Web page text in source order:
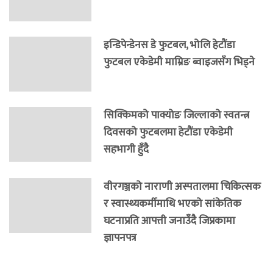
इन्डिपेन्डेनस डे फुटबल, भोलि हेटौंडा
फुटबल एकेडेमी माम्रिङ ब्वाइजसँग भिड्ने
सिक्किमको पाक्योङ जिल्लाको स्वतन्त्र
दिवसको फुटबलमा हेटौंडा एकेडेमी
सहभागी हुँदै
वीरगञ्जको नाराणी अस्पतालमा चिकित्सक
र स्वास्थ्यकर्मीमाथि भएको सांकेतिक
घटनाप्रति आपत्ती जनाउँदै जिप्रकामा
ज्ञापनपत्र